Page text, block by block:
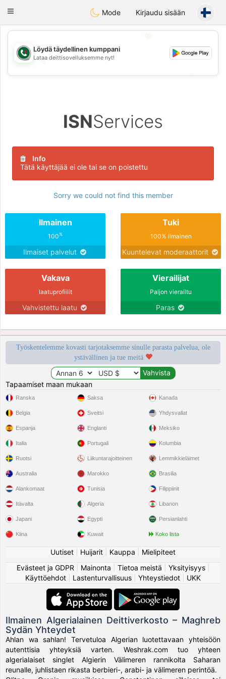
Weshrak
Toggle
Mode Kirjaudu sisään
💖
💕
Löydä täydellinen kumppani
Lataa deittisovelluksemme nyt!
ISNServices
Info
Tätä käyttäjää ei ole tai se on poistettu
Sorry we could not find this member
Ilmainen
100%
Ilmaiset palvelut
Tuki
100% ilmainen
Kuuntelevat moderaattorit
Vakava
laatuprofiilit
Vahvistettu laatu
Vierailijat
Paljon vierailtu
Paras
Työskentelemme kovasti tarjotaksemme sinulle parasta palvelua, ole
ystävällinen ja tue meitä
Tapaamiset maan mukaan
Ranska
Belgia
Espanja
Italia
Ruotsi
Saksa
Sveitsi
Englanti
Portugali
Liikuntarajoitteinen
Kanada
Yhdysvallat
Meksiko
Kolumbia
Lemmikkieläimet
Australia
Alankomaat
Itävalta
Japani
Kiina
Marokko
Tunisia
Algeria
Egypti
Kuwait
Brasilia
Filippiinit
Libanon
Persianlahti
Koko lista
Uutiset Huijarit Kauppa
Mielipiteet
Evästeet ja GDPR
Mainonta Tietoa meistä Yksityisyys|
Käyttöehdot
Lastenturvallisuus Yhteystiedot UKK
Ilmainen Algerialainen Deittiverkosto – Maghreb
Sydän Yhteydet
Ahlan wa sahlan! Tervetuloa Algerian luotettavaan yhteisöön
autenttisia yhteyksiä varten. Weshrak.com tuo yhteen
algerialaiset singlet Algierin Välimeren rannikolta Saharan
reunalle, juhlistaen rikasta berbieri-, arabi- ja välimeren perintöä.